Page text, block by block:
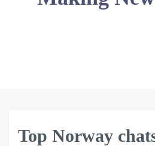
Top Norway